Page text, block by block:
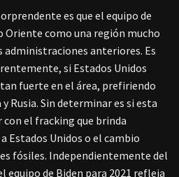
es que el equipo de
Oriente como una región mucho
anteriores. Es
si Estados Unidos
fuerte en el área, prefiriendo
Rusia. Sin determinar es si esta
el fracking que brinda
Estados Unidos o el cambio
fósiles. Independientemente del
de Biden para 2021 refleja